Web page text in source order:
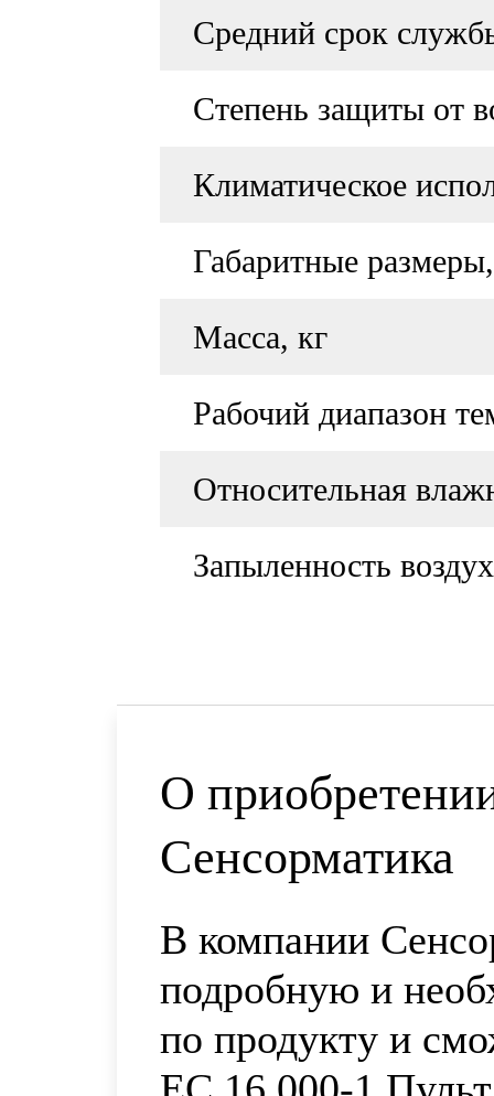
Средний срок
Степень защиты от
Климатическое
Габаритные
Масса, кг
Рабочий диапазон
Относительная
Запыленность
О
Сенсорматика
В компании
подробную и
по продукту и